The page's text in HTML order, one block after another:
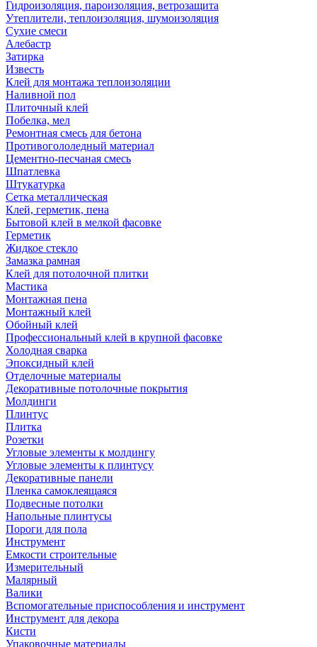
Гидроизоляция, пароизоляция, ветрозащита
Утеплители, теплоизоляция, шумоизоляция
Сухие смеси
Алебастр
Затирка
Известь
Клей для монтажа теплоизоляции
Наливной пол
Плиточный клей
Побелка, мел
Ремонтная смесь для бетона
Противогололедный материал
Цементно-песчаная смесь
Шпатлевка
Штукатурка
Сетка металлическая
Клей, герметик, пена
Бытовой клей в мелкой фасовке
Герметик
Жидкое стекло
Замазка рамная
Клей для потолочной плитки
Мастика
Монтажная пена
Монтажный клей
Обойный клей
Профессиональный клей в крупной фасовке
Холодная сварка
Эпоксидный клей
Отделочные материалы
Декоративные потолочные покрытия
Молдинги
Плинтус
Плитка
Розетки
Угловые элементы к молдингу
Угловые элементы к плинтусу
Декоративные панели
Пленка самоклеящаяся
Подвесные потолки
Напольные плинтусы
Пороги для пола
Инструмент
Емкости строительные
Измерительный
Малярный
Валики
Вспомогательные приспособления и инструмент
Инструмент для декора
Кисти
Упаковочные материалы